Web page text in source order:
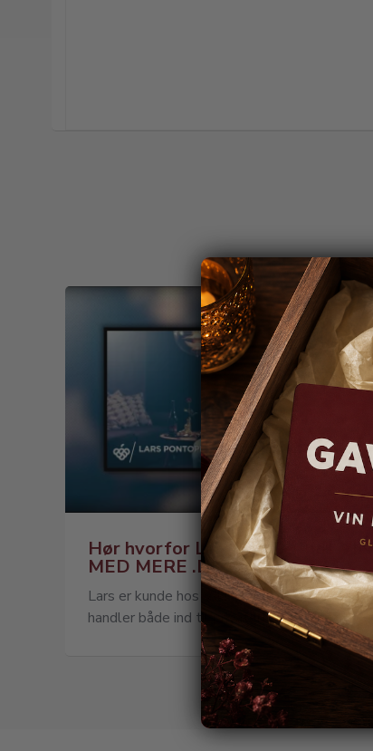
Hør hvorfor Lars handler hos VIN
MED MERE .DK
Lars er kunde hos VIN MED MERE .DK og
handler både ind til privaten og til hans...